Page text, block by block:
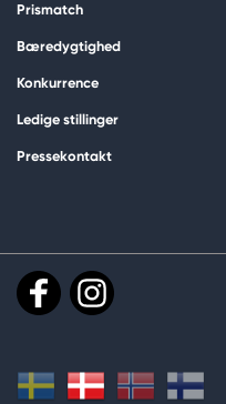
Prismatch
Bæredygtighed
Konkurrence
Ledige stillinger
Pressekontakt